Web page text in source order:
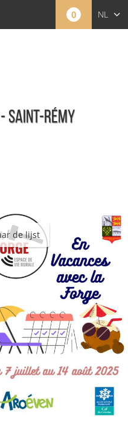
0 NL
SAINT-RÉMY
de lijst